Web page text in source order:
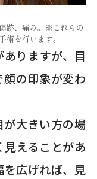
跡、痛み。※これらの
を行います。
りますが、目
の印象が変わ
大きい方の場
えることがあ
を広げれば、見